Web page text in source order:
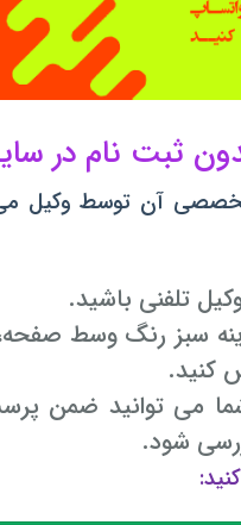
آن توسط وکیل
سبز رنگ وسط
کنید.
شود.